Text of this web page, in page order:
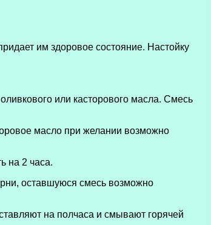
им здоровое состояние. Настойку
или касторового масла. Смесь
масло при желании возможно
на 2 часа.
оставшуюся смесь возможно
на полчаса и смывают горячей